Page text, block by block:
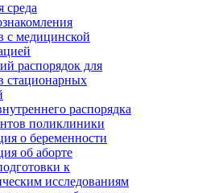
среда
с медицинской
распорядок для
стационарных
распорядка
поликлиники
о беременности
об аборте
к
исследованиям